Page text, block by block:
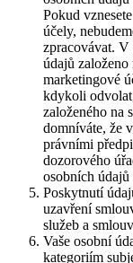
Pokud
účely,
zpracovávat. V
údajů založeno
marketingové
kdykoli
založeného na
domníváte, že
právními
dozorového
osobních
Poskytnutí
uzavření
služeb a
Vaše osobní
kategoriím